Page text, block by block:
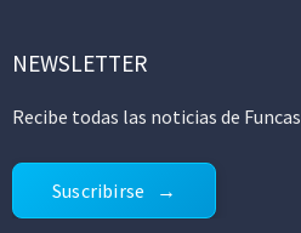
NEWSLETTER
Recibe todas las noticias de Funcas
Suscribirse